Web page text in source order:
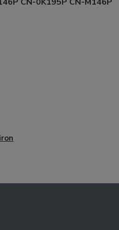
CN-0K195P CN-M146P